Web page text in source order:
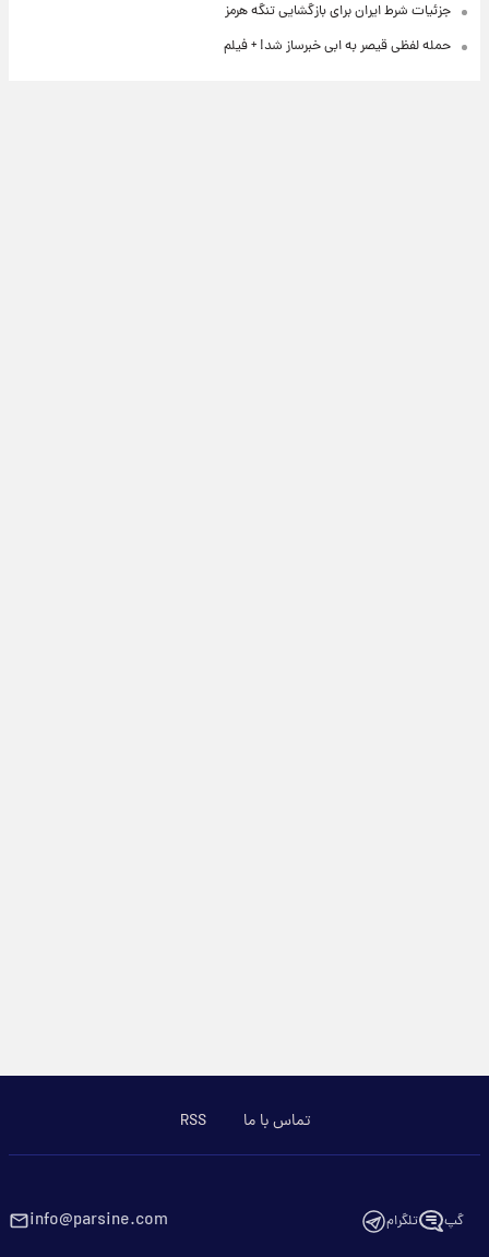
جزئیات شرط ایران برای بازگشایی تنگه هرمز
حمله لفظی قیصر به ابی خبرساز شد! + فیلم
تماس با ما RSS
گپ تلگرام info@parsine.com